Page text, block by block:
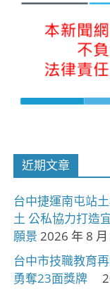
近期文章
台中捷運南屯站
土 公私協力打造
願景 2026 年 8 月
台中市技職教育
勇奪23面獎牌